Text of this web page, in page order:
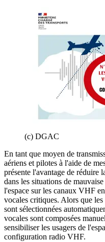
(c) DGAC
En tant que moyen de
aériens et pilotes à l'aide de
présente l'avantage de réduire
dans les situations de
l'espace sur les canaux VHF
vocales critiques. Alors que
sont sélectionnées
vocales sont composées
sensibiliser les usagers de
configuration radio VHF.